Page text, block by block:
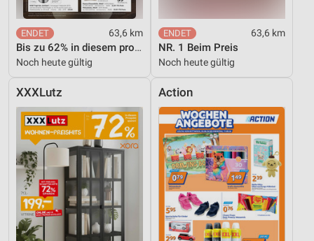
63,6 km
Bis zu 62% in diesem prospekt
Noch heute gültig
63,6 km
NR. 1 Beim Preis
Noch heute gültig
XXXLutz Action